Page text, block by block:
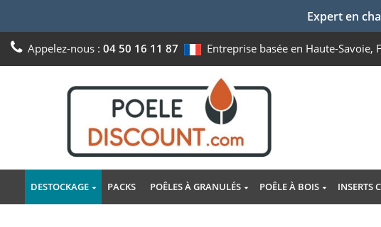
Expert en
Appelez-nous : 04 50 16 11 87 Entreprise basée en Haute-Savoie,
DESTOCKAGE PACKS POÊLES À GRANULÉS POÊLE À BOIS INSERTS